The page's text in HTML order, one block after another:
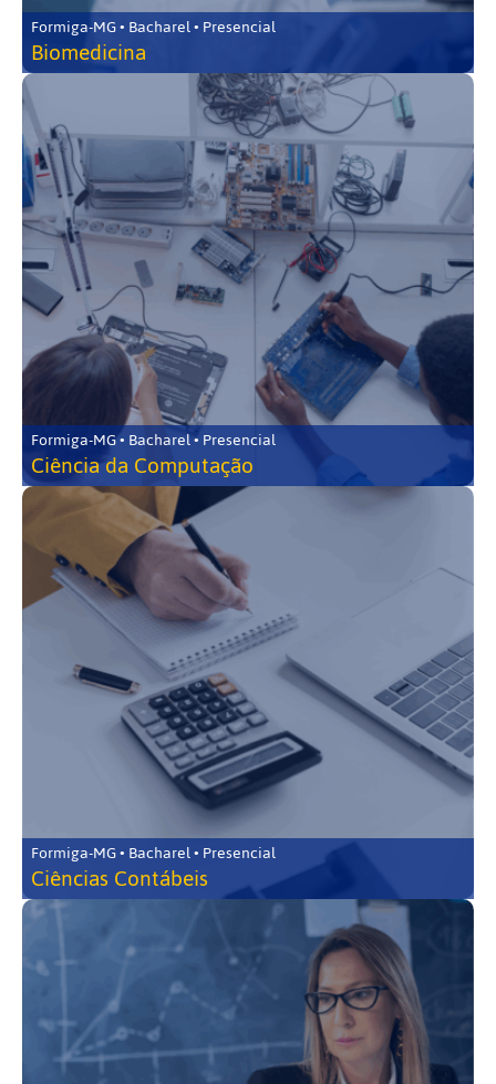
Formiga-MG • Bacharel • Presencial
Biomedicina
Formiga-MG • Bacharel • Presencial
Ciência da Computação
Formiga-MG • Bacharel • Presencial
Ciências Contábeis